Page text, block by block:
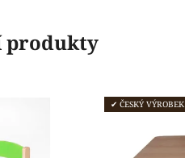
produkty
✔ ČESKÝ VÝROBEK